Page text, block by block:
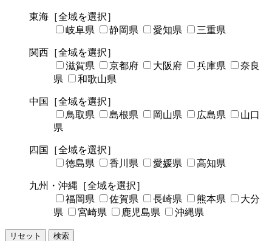
東海 ［全域を選択］
岐阜県
静岡県 愛知県 三重県
関西 ［全域を選択］
滋賀県
京都府 大阪府 兵庫県
奈良
県
和歌山県
中国
［全域を選択］
鳥取県
島根県 岡山県 広島県
山口
県
四国
［全域を選択］
徳島県
香川県 愛媛県 高知県
九州・沖縄 ［全域を選択］
福岡県
佐賀県 長崎県 熊本県
大分
県
宮崎県 鹿児島県 沖縄県
リセット 検索